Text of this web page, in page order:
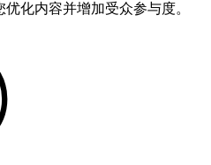
化内容并增加受众参与度。